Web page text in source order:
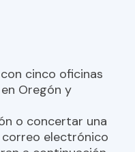
cinco oficinas
Oregón y
o concertar una
correo electrónico